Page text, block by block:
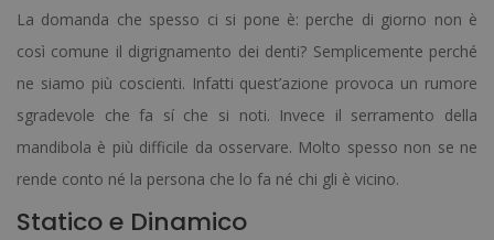
La domanda che spesso ci si pone è: perche di giorno non è
così comune il digrignamento dei denti? Semplicemente perché
ne siamo più coscienti. Infatti quest’azione provoca un rumore
sgradevole che fa sí che si noti. Invece il serramento della
mandibola è più difficile da osservare. Molto spesso non se ne
rende conto né la persona che lo fa né chi gli è vicino.
Statico e Dinamico